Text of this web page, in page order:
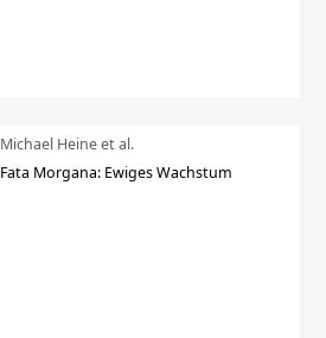
Michael Heine et al.
Fata Morgana: Ewiges Wachstum